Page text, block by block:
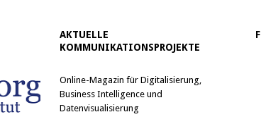
AKTUELLE
KOMMUNIKATIONSPROJEKTE
Online-Magazin für Digitalisierung,
Business Intelligence und
Datenvisualisierung